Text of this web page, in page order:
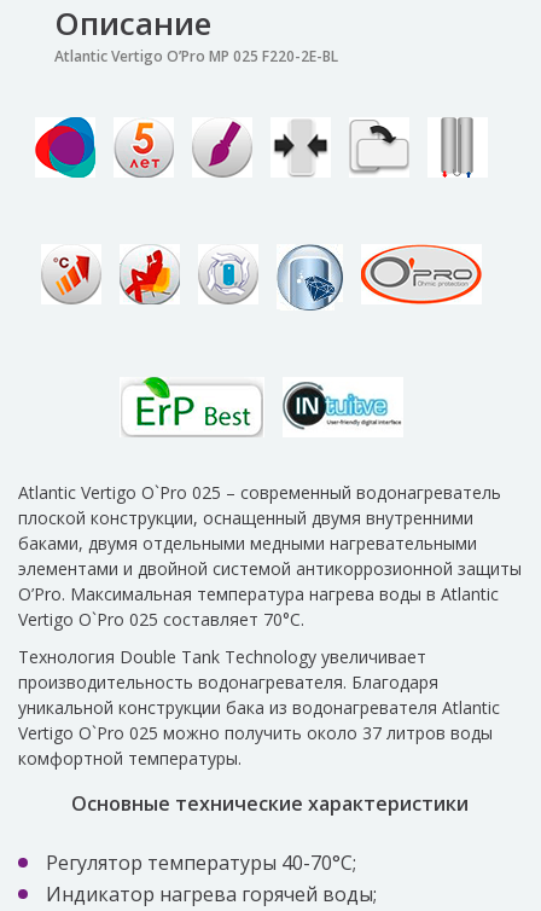
Описание
Atlantic Vertigo O’Pro MP 025 F220-2E-BL
Atlantic Vertigo O`Pro 025 – современный водонагреватель
плоской конструкции, оснащенный двумя внутренними
баками, двумя отдельными медными нагревательными
элементами и двойной системой антикоррозионной защиты
O’Pro. Максимальная температура нагрева воды в Atlantic
Vertigo O`Pro 025 составляет 70°С.
Технология Double Tank Technology увеличивает
производительность водонагревателя. Благодаря
уникальной конструкции бака из водонагревателя Atlantic
Vertigo O`Pro 025 можно получить около 37 литров воды
комфортной температуры.
Основные технические характеристики
Регулятор температуры 40-70°C;
Индикатор нагрева горячей воды;